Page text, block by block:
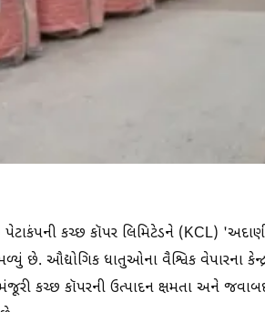
પેટાકંપની કચ્છ કૉપર લિમિટેડને (KCL)
છે. ઔદ્યોગિક ધાતુઓના વૈશ્વિક વેપારના
કચ્છ કૉપરની ઉત્પાદન ક્ષમતા અને